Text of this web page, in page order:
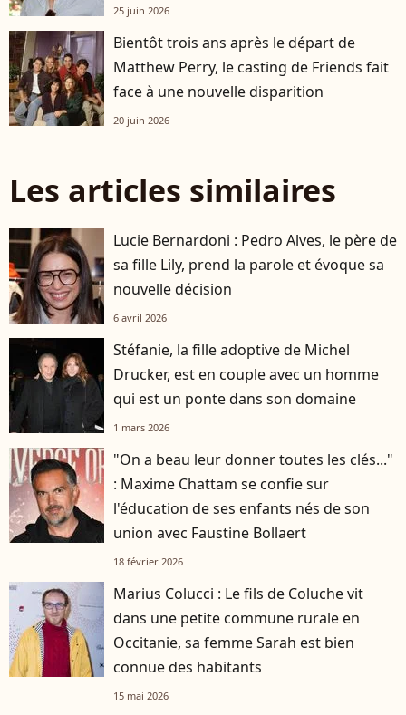
25 juin 2026
Bientôt trois ans après le départ de
Matthew Perry, le casting de Friends fait
face à une nouvelle disparition
20 juin 2026
Les articles similaires
Lucie Bernardoni : Pedro Alves, le père de
sa fille Lily, prend la parole et évoque sa
nouvelle décision
6 avril 2026
Stéfanie, la fille adoptive de Michel
Drucker, est en couple avec un homme
qui est un ponte dans son domaine
1 mars 2026
"On a beau leur donner toutes les clés..."
: Maxime Chattam se confie sur
l'éducation de ses enfants nés de son
union avec Faustine Bollaert
18 février 2026
Marius Colucci : Le fils de Coluche vit
dans une petite commune rurale en
Occitanie, sa femme Sarah est bien
connue des habitants
15 mai 2026